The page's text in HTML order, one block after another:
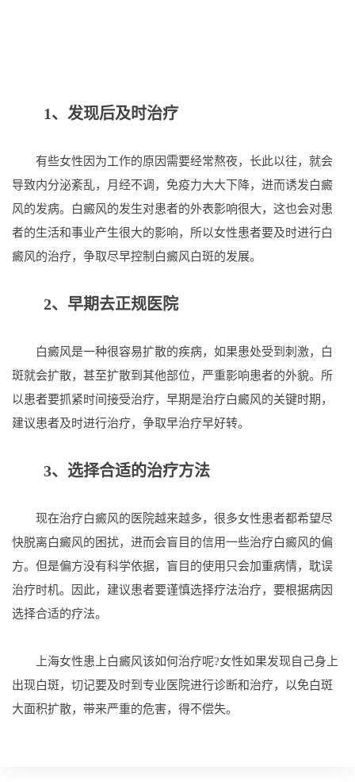
1、发现后及时治疗
有些女性因为工作的原因需要经常熬夜，长此以往，就会
导致内分泌紊乱，月经不调，免疫力大大下降，进而诱发白癜
风的发病。白癜风的发生对患者的外表影响很大，这也会对患
者的生活和事业产生很大的影响，所以女性患者要及时进行白
癜风的治疗，争取尽早控制白癜风白斑的发展。
2、早期去正规医院
白癜风是一种很容易扩散的疾病，如果患处受到刺激，白
斑就会扩散，甚至扩散到其他部位，严重影响患者的外貌。所
以患者要抓紧时间接受治疗，早期是治疗白癜风的关键时期，
建议患者及时进行治疗，争取早治疗早好转。
3、选择合适的治疗方法
现在治疗白癜风的医院越来越多，很多女性患者都希望尽
快脱离白癜风的困扰，进而会盲目的信用一些治疗白癜风的偏
方。但是偏方没有科学依据，盲目的使用只会加重病情，耽误
治疗时机。因此，建议患者要谨慎选择疗法治疗，要根据病因
选择合适的疗法。
上海女性患上白癜风该如何治疗呢?女性如果发现自己身上
出现白斑，切记要及时到专业医院进行诊断和治疗，以免白斑
大面积扩散，带来严重的危害，得不偿失。